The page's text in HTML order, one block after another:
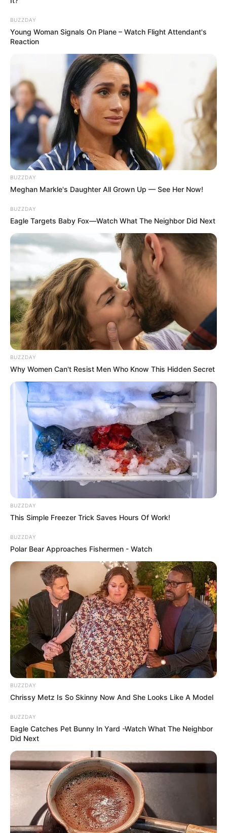
BUZZDAY
Young Woman Signals On Plane – Watch Flight Attendant's
Reaction
BUZZDAY
Meghan Markle's Daughter All Grown Up — See Her Now!
BUZZDAY
Eagle Targets Baby Fox—Watch What The Neighbor Did Next
BUZZDAY
Why Women Can't Resist Men Who Know This Hidden Secret
BUZZDAY
This Simple Freezer Trick Saves Hours Of Work!
BUZZDAY
Polar Bear Approaches Fishermen - Watch
BUZZDAY
Chrissy Metz Is So Skinny Now And She Looks Like A Model
BUZZDAY
Eagle Catches Pet Bunny In Yard -Watch What The Neighbor
Did Next